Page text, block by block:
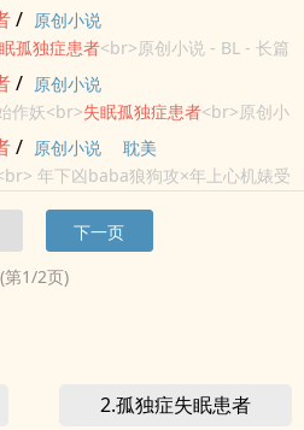
代 - 长篇<br>新文《阏氏》连载中
<b...
/ 原创小说
孤独症患者<br>原创小说 - BL - 长篇
可以倒流……<br>直掰弯，恐同直男
/ 原创小说
作妖<br>失眠孤独症患者<br>原创小
现实主义 - 年下 - 1v1<br>某天晚上
...
/ 原创小说
耽美
机婊受
有nue，有炮灰攻出没
下一页
(第1/2页)
2.孤独症失眠患者